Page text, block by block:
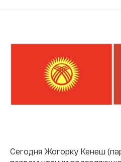
Cегодня Жогорку Кенеш